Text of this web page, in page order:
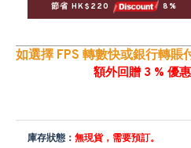
節省 HK$220 8%
如選擇 FPS 轉數快或銀行轉賬
額外回贈 3 % 優
庫存狀態： 無現貨，需要預訂。